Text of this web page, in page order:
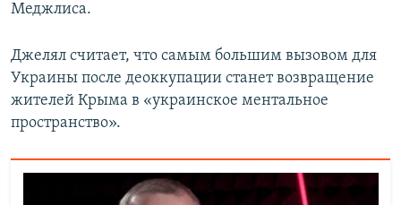
Меджлиса.
Джелял считает, что самым большим вызовом для
Украины после деоккупации станет возвращение
жителей Крыма в «украинское ментальное
пространство».